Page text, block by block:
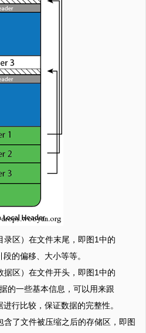
录区）在文件末尾，即图1中的
段的偏移、大小等等。
据区）在文件开头，即图1中的
的一些基本信息，可以用来跟
行比较，保证数据的完整性。
含了文件被压缩之后的存储区，即图